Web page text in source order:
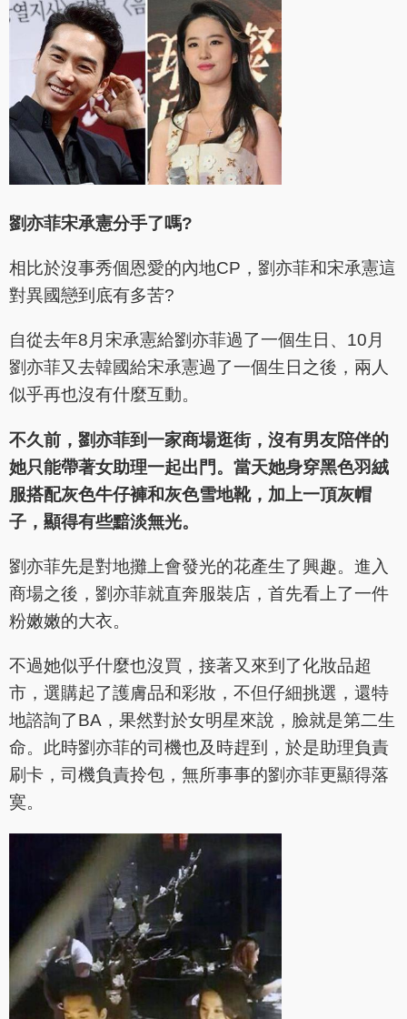
劉亦菲宋承憲分手了嗎?
相比於沒事秀個恩愛的內地CP，劉亦菲和宋承憲這
對異國戀到底有多苦?
自從去年8月宋承憲給劉亦菲過了一個生日、10月
劉亦菲又去韓國給宋承憲過了一個生日之後，兩人
似乎再也沒有什麼互動。
不久前，劉亦菲到一家商場逛街，沒有男友陪伴的
她只能帶著女助理一起出門。當天她身穿黑色羽絨
服搭配灰色牛仔褲和灰色雪地靴，加上一頂灰帽
子，顯得有些黯淡無光。
劉亦菲先是對地攤上會發光的花產生了興趣。進入
商場之後，劉亦菲就直奔服裝店，首先看上了一件
粉嫩嫩的大衣。
不過她似乎什麼也沒買，接著又來到了化妝品超
市，選購起了護膚品和彩妝，不但仔細挑選，還特
地諮詢了BA，果然對於女明星來說，臉就是第二生
命。此時劉亦菲的司機也及時趕到，於是助理負責
刷卡，司機負責拎包，無所事事的劉亦菲更顯得落
寞。